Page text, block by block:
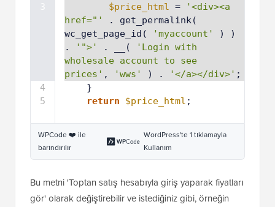
3
4
5
$price_html =
'<div><a
href="'
. get_permalink(
wc_get_page_id(
'myaccount'
) )
.
'">' . __(
'Login with
wholesale account to see
prices' , 'wws' ) . '</a></div>' ;
}
return
$price_html ;
WPCode ❤️ ile
barındırılır
WordPress'te 1 tıklamayla
Kullanım
Bu metni 'Toptan satış hesabıyla giriş yaparak fiyatları
gör' olarak değiştirebilir ve istediğiniz gibi, örneğin